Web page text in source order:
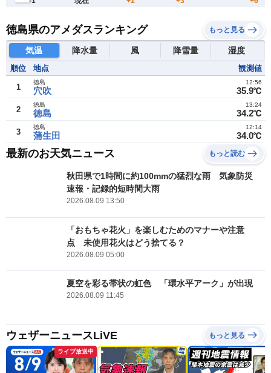
徳島県のアメダスランキング もっと見る
気温 降水量 風 降雪量 湿度
順位 地点 観測値
1 穴吹
徳島
35.9℃
12:56
2 徳島
徳島
34.2℃
13:24
3 蒲生田
徳島
34.0℃
12:14
最新のお天気ニュース もっと読む
秋田県で1時間に約100mmの猛烈な雨 気象防災
速報・記録的短時間大雨
2026.08.09 13:50
「おもちゃ花火」を楽しむためのマナーや注意
点 未使用花火はどう捨てる？
2026.08.09 05:00
夏空を彩る帯状の虹色 「環水平アーク」が出現
2026.08.09 11:45
ウェザーニュースLiVE もっと見る
ライブ放送中